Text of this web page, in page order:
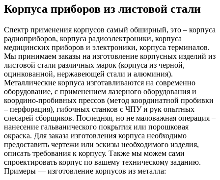
Корпуса приборов из листовой стали
Спектр применения корпусов самый обширный, это – корпуса
радиоприборов, корпуса радиоэлектроники, корпуса
медицинских приборов и электроники, корпуса терминалов.
Мы принимаем заказы на изготовление корпусных изделий из
листовой стали различных марок (корпуса из черной,
оцинкованной, нержавеющей стали и алюминия).
Металлические корпуса изготавливаются на современно
оборудование, с применением лазерного оборудования и
координо-пробивных прессов (метод координатной пробивки
– перфорация), гибочных станков с ЧПУ и рук опытных
слесарей сборщиков. Последняя, но не маловажная операция –
нанесение гальванического покрытия или порошковая
окраска. Для заказа изготовления корпуса необходимо
предоставить чертежи или эскизы необходимого изделия,
описать требования к корпусу. Также мы можем сами
спроектировать корпус по вашему техническому заданию.
Примеры — изготовление корпусов из металла: